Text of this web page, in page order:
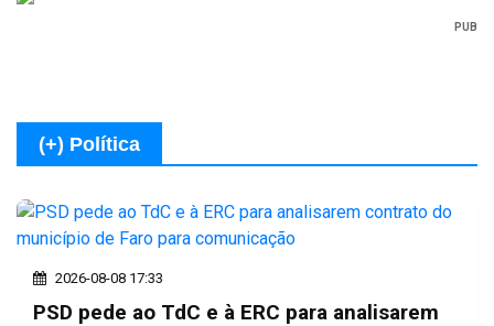
PUB
(+) Política
2026-08-08 17:33
PSD pede ao TdC e à ERC para analisarem